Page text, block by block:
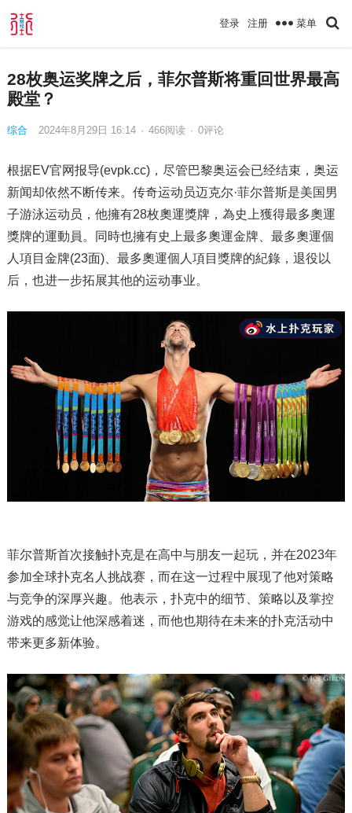
登录 注册 菜单
28枚奥运奖牌之后，菲尔普斯将重回世界最高
殿堂？
综合 2024年8月29日 16:14 · 466阅读 · 0评论
根据EV官网报导(evpk.cc)，尽管巴黎奥运会已经结束，奥运
新闻却依然不断传来。传奇运动员迈克尔·菲尔普斯是美国男
子游泳运动员，他擁有28枚奧運獎牌，為史上獲得最多奧運
獎牌的運動員。同時也擁有史上最多奧運金牌、最多奧運個
人項目金牌(23面)、最多奧運個人項目獎牌的紀錄，退役以
后，也进一步拓展其他的运动事业。
菲尔普斯首次接触扑克是在高中与朋友一起玩，并在2023年
参加全球扑克名人挑战赛，而在这一过程中展现了他对策略
与竞争的深厚兴趣。他表示，扑克中的细节、策略以及掌控
游戏的感觉让他深感着迷，而他也期待在未来的扑克活动中
带来更多新体验。